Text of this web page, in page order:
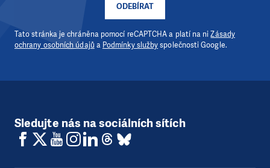
ODEBÍRAT
Tato stránka je chráněna pomocí reCAPTCHA a platí na niZásady
ochrany osobních údajů a Podmínky službyspolečnosti Google.
Sledujte nás na sociálních sítích